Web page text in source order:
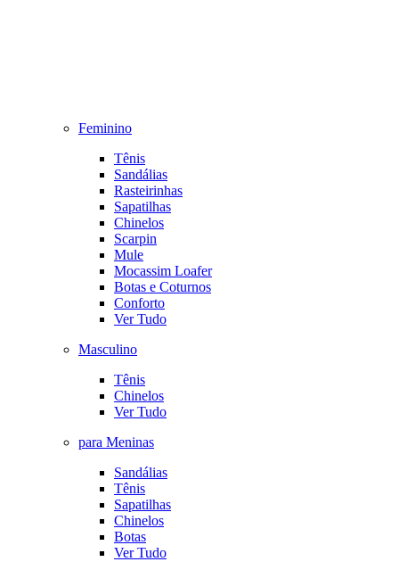
Feminino
Tênis
Sandálias
Rasteirinhas
Sapatilhas
Chinelos
Scarpin
Mule
Mocassim Loafer
Botas e Coturnos
Conforto
Ver Tudo
Masculino
Tênis
Chinelos
Ver Tudo
para Meninas
Sandálias
Tênis
Sapatilhas
Chinelos
Botas
Ver Tudo